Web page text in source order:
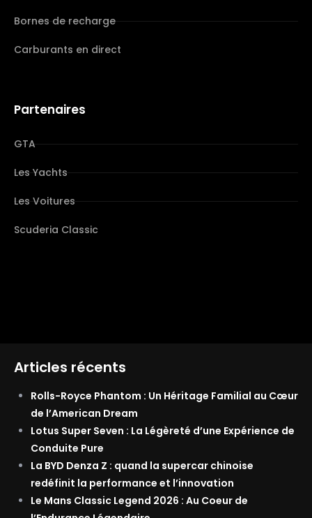
Bornes de recharge
Carburants en direct
Partenaires
GTA
Les Yachts
Les Voitures
Scuderia Classic
Articles récents
Rolls-Royce Phantom : Un Héritage Familial au Cœur
de l’American Dream
Lotus Super Seven : La Légèreté d’une Expérience de
Conduite Pure
La BYD Denza Z : quand la supercar chinoise
redéfinit la performance et l’innovation
Le Mans Classic Legend 2026 : Au Coeur de